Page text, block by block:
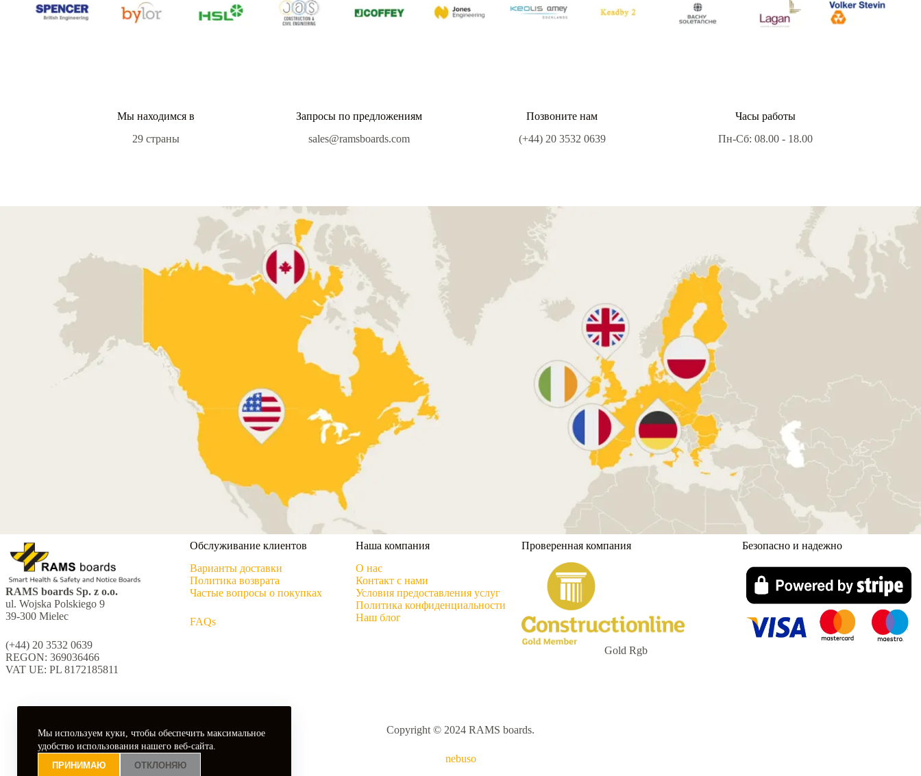
Мы используем куки, чтобы обеспечить максимальное
удобство использования нашего веб-сайта.
ПРИНИМАЮ ОТКЛОНЯЮ
Мы находимся в
29 страны
Запросы по предложениям
sales@ramsboards.com
Позвоните нам
(+44) 20 3532 0639
Часы работы
Пн-Сб: 08.00 - 18.00
RAMS boards Sp. z o.o.
ul. Wojska Polskiego 9
39-300 Mielec
(+44) 20 3532 0639
REGON: 369036466
VAT UE: PL 8172185811
Обслуживание клиентов
Варианты доставки
Политика возврата
Частые вопросы о покупках
FAQs
Наша компания
О нас
Контакт с нами
Условия предоставления услуг
Политика конфиденциальности
Наш блог
Проверенная компания
Gold Rgb
Безопасно и надежно
Copyright © 2024 RAMS boards.
nebuso